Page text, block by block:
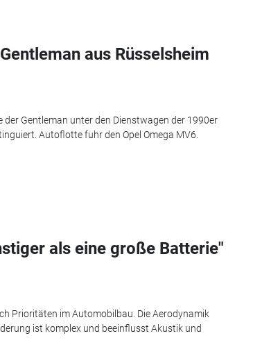
aus Rüsselsheim
der Gentleman unter den Dienstwagen der 1990er
Autoflotte fuhr den Opel Omega MV6.
als eine große Batterie"
Prioritäten im Automobilbau. Die Aerodynamik
ist komplex und beeinflusst Akustik und